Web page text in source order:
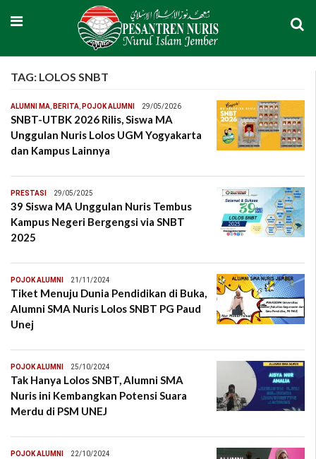
TAG: LOLOS SNBT
ALUMNI MA, BERITA, POJOK ALUMNI 29/05/2026
SNBT-UTBK 2026 Rilis, Siswa MA
Unggulan Nuris Lolos UGM Yogyakarta
dan Kampus Lainnya
PRESTASI 29/05/2025
39 Siswa MA Unggulan Nuris Tembus
Kampus Negeri Bergengsi via SNBT
2025
POJOK ALUMNI 21/11/2024
Tiket Menuju Dunia Pendidikan di Buka,
Alumni SMA Nuris Lolos SNBT PG Paud
Unej
POJOK ALUMNI 25/10/2024
Tak Hanya Lolos SNBT, Alumni SMA
Nuris ini Kembangkan Potensi Suara
Merdu di PSM UNEJ
POJOK ALUMNI 22/10/2024